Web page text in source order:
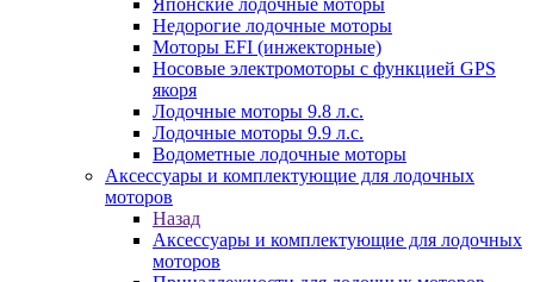
Японские лодочные моторы
Недорогие лодочные моторы
Моторы EFI (инжекторные)
Носовые электромоторы с функцией GPS
якоря
Лодочные моторы 9.8 л.с.
Лодочные моторы 9.9 л.с.
Водометные лодочные моторы
Аксессуары и комплектующие для лодочных
моторов
Назад
Аксессуары и комплектующие для лодочных
моторов